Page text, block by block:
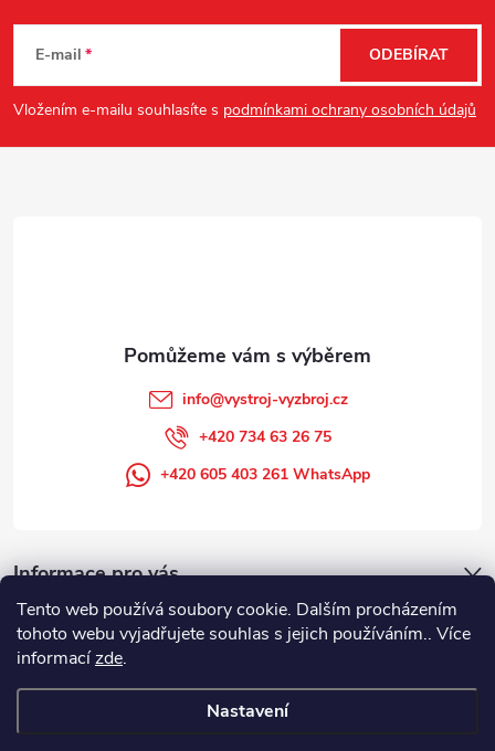
Tento web používá soubory cookie. Dalším procházením
tohoto webu vyjadřujete souhlas s jejich používáním.. Více
informacízde.
Nastavení
p
a
E-mail
Vložením e-mailu souhlasíte s podmínkami ochrany osobních údajů
ODEBÍRAT
Informace pro vás
info@vystroj-vyzbroj.cz
+420 734 63 26 75
+420 605 403 261 WhatsApp
Copyright 2026